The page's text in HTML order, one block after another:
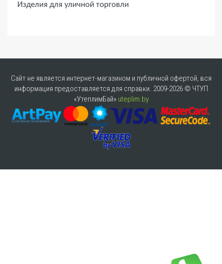
Изделия для уличной торговли
Сайт не является интернет-магазином и публичной офертой, вся
информация предоставляется для справки. 2009-2026 © ЧТУП
«УтеплимБай» uteplim.by